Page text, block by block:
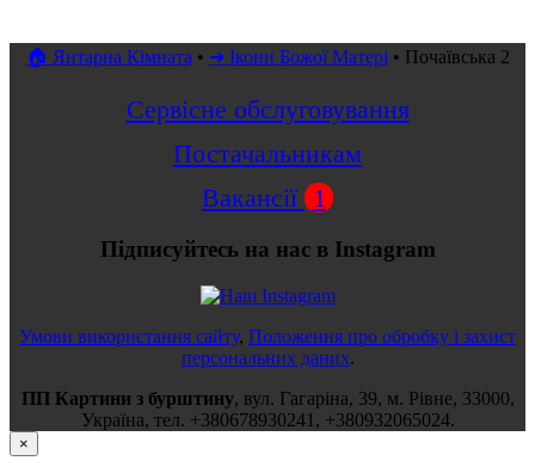
🏠 Янтарна Кімната • ➜ Ікони Божої Матері • Почаївська 2
Сервісне обслуговування
Постачальникам
Вакансії 1
Підписуйтесь на нас в Instagram
Умови використання сайту, Положення про обробку і захист
персональних даних.
ПП Картини з бурштину, вул. Гагаріна, 39, м. Рівне, 33000,
Україна, тел. +380678930241 , +380932065024.
×